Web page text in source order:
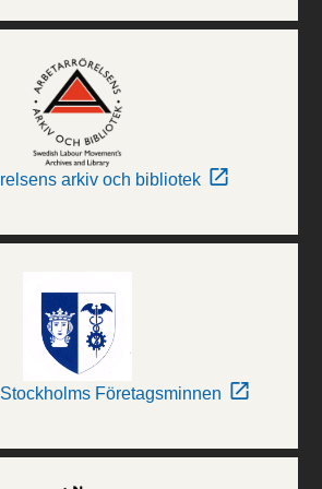
arkiv och bibliotek
Företagsminnen